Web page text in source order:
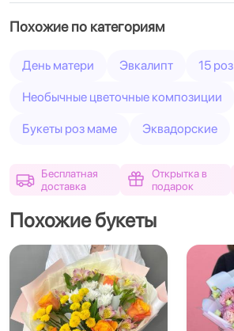
Похожие по категориям
День матери Эвкалипт 15 роз
Необычные цветочные композиции
Букеты роз маме Эквадорские
Бесплатная
доставка
Открытка в
подарок
Похожие букеты